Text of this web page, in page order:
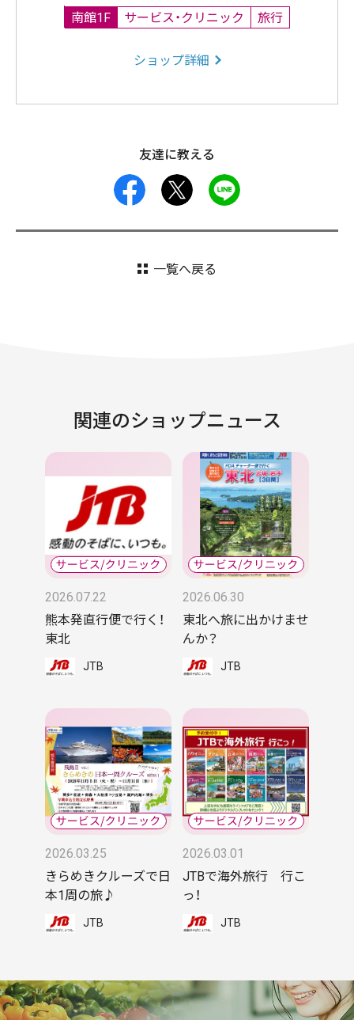
南館1F サービス・クリニック 旅行
ショップ詳細
友達に教える
facebook
一覧へ戻る
関連のショップニュース
2026.07.22
熊本発直行便で行く！
東北
JTB
2026.06.30
東北へ旅に出かけませ
んか？
JTB
2026.03.25
きらめきクルーズで日
本1周の旅♪
JTB
2026.03.01
JTBで海外旅行 行こ
っ！
JTB